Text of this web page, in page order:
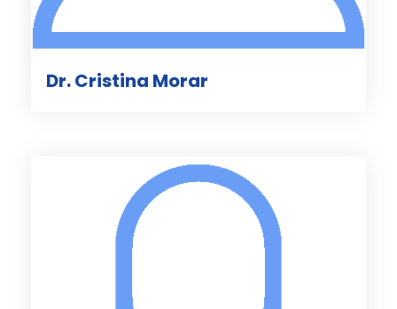
Dr. Cristina Morar